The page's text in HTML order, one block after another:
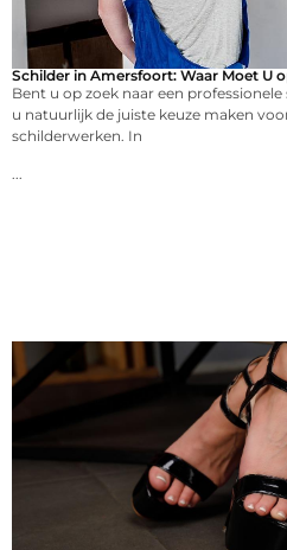
Schilder in Amersfoort: Waar Moet U
Bent u op zoek naar een
u natuurlijk de juiste keuze maken
schilderwerken. In